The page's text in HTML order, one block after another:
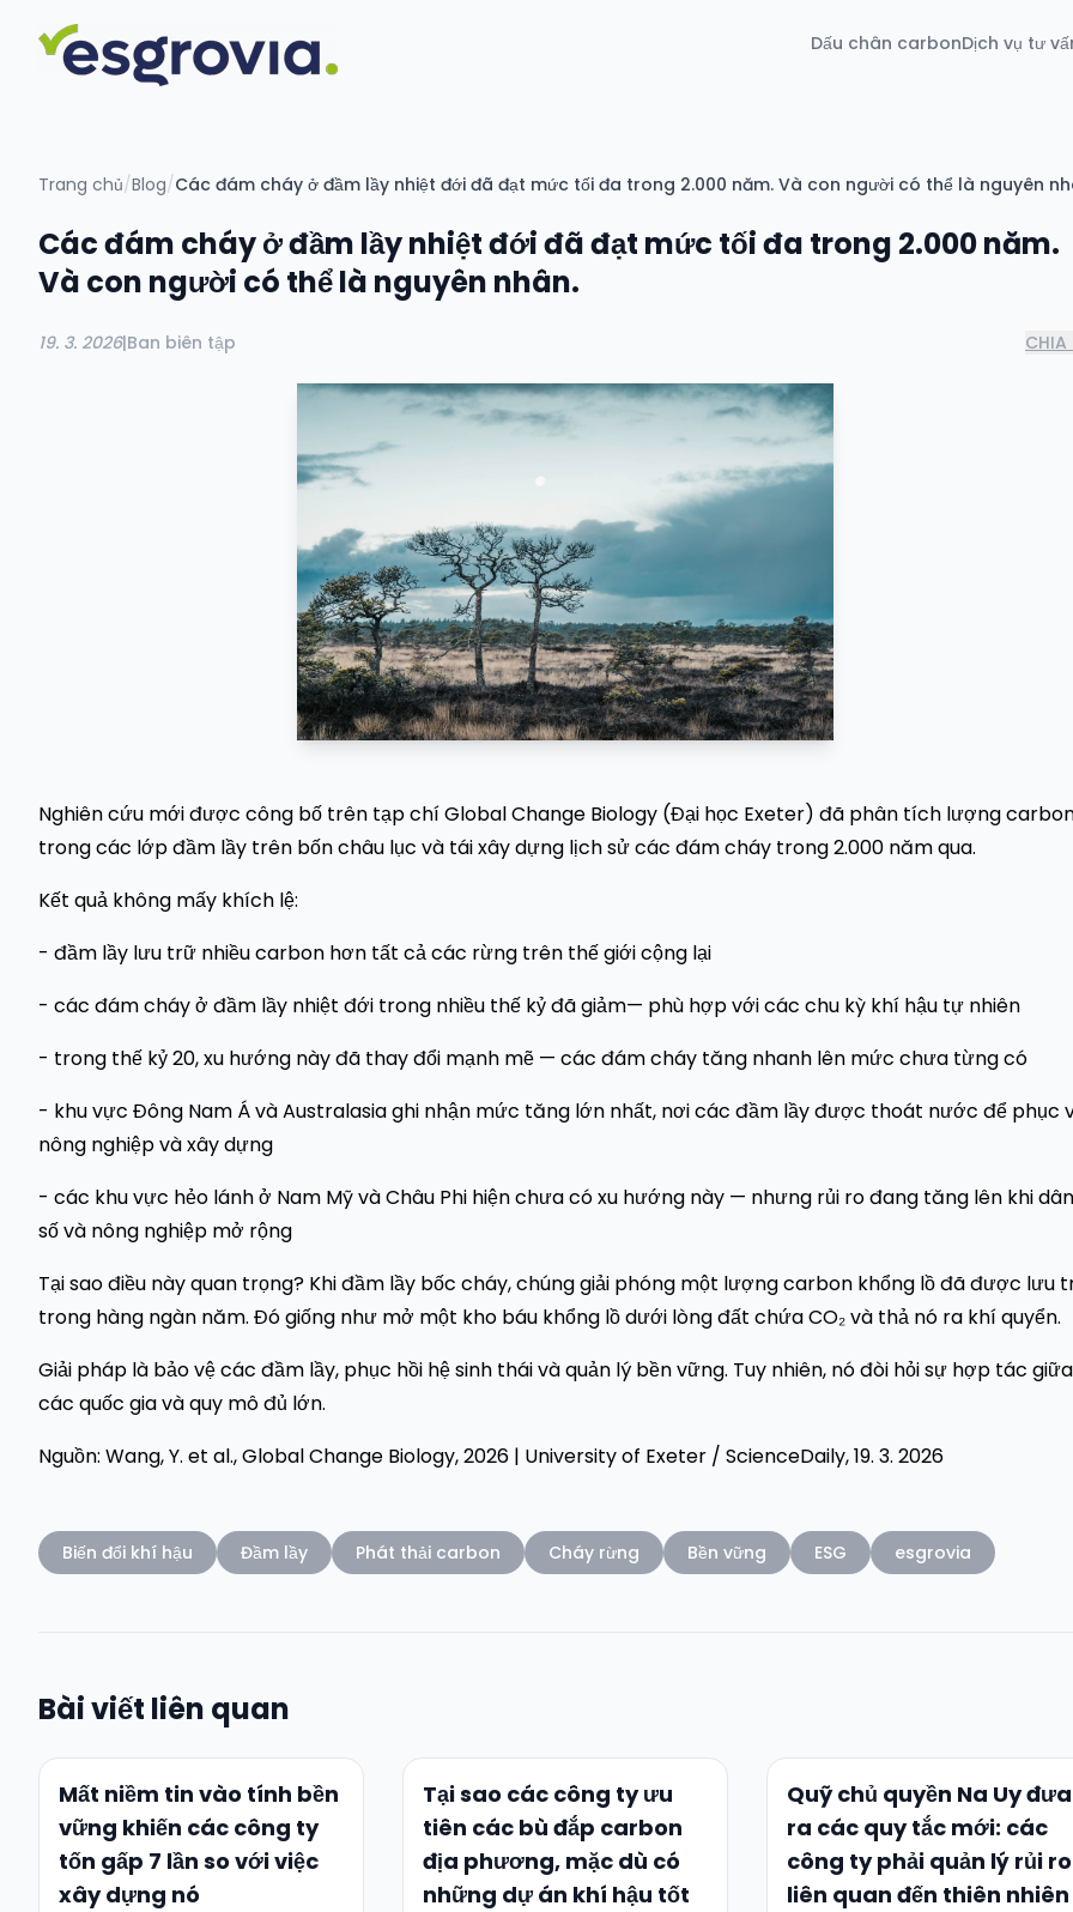
Dấu chân carbonDịch vụ tư
Trang chủ/Blog/Các đám cháy ở đầm lầy nhiệt đới đã đạt mức tối đa trong 2.000 năm. Và con người có thể là nguyên
Các đám cháy ở đầm lầy nhiệt đới đã đạt mức tối đa trong 2.000 năm.
Và con người có thể là nguyên nhân.
19. 3. 2026|Ban biên tập CHIA
Nghiên cứu mới được công bố trên tạp chí Global Change Biology (Đại học Exeter) đã phân tích lượng
trong các lớp đầm lầy trên bốn châu lục và tái xây dựng lịch sử các đám cháy trong 2.000 năm qua.
Kết quả không mấy khích lệ:
- đầm lầy lưu trữ nhiều carbon hơn tất cả các rừng trên thế giới cộng lại
- các đám cháy ở đầm lầy nhiệt đới trong nhiều thế kỷ đã giảm— phù hợp với các chu kỳ khí hậu tự nhiên
- trong thế kỷ 20, xu hướng này đã thay đổi mạnh mẽ — các đám cháy tăng nhanh lên mức chưa từng có
- khu vực Đông Nam Á và Australasia ghi nhận mức tăng lớn nhất, nơi các đầm lầy được thoát nước để phục
nông nghiệp và xây dựng
- các khu vực hẻo lánh ở Nam Mỹ và Châu Phi hiện chưa có xu hướng này — nhưng rủi ro đang tăng lên khi dân
số và nông nghiệp mở rộng
Tại sao điều này quan trọng? Khi đầm lầy bốc cháy, chúng giải phóng một lượng carbon khổng lồ đã được lưu
trong hàng ngàn năm. Đó giống như mở một kho báu khổng lồ dưới lòng đất chứa CO₂ và thả nó ra khí quyển.
Giải pháp là bảo vệ các đầm lầy, phục hồi hệ sinh thái và quản lý bền vững. Tuy nhiên, nó đòi hỏi sự hợp tác giữa
các quốc gia và quy mô đủ lớn.
Nguồn: Wang, Y. et al., Global Change Biology, 2026 | University of Exeter / ScienceDaily, 19. 3. 2026
Biến đổi khí hậu Đầm lầy Phát thải carbon Cháy rừng Bền vững ESG esgrovia
Bài viết liên quan
Mất niềm tin vào tính bền
vững khiến các công ty
tốn gấp 7 lần so với việc
xây dựng nó
Tại sao các công ty ưu
tiên các bù đắp carbon
địa phương, mặc dù có
những dự án khí hậu tốt
Quỹ chủ quyền Na Uy đưa
ra các quy tắc mới: các
công ty phải quản lý rủi ro
liên quan đến thiên nhiên